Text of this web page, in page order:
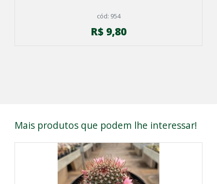
cód: 954
R$ 9,80
Mais produtos que podem lhe interessar!